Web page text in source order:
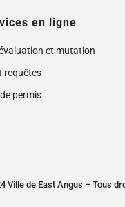
en ligne
et mutation
requêtes
permis
Ville de East Angus – Tous